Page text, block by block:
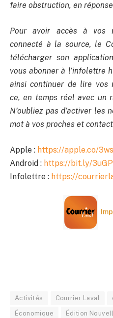
faire obstruction, en
Pour avoir accès à vos
connecté à la source, le
télécharger son
vous abonner à l’infolettre
ainsi continuer de lire vos
ce, en temps réel avec un
N’oubliez pas d’activer
mot à vos proches et
Apple : https://apple.co/
Android : https://bit.ly/
Infolettre : https://
Activités Courrier Laval
Économique Édition